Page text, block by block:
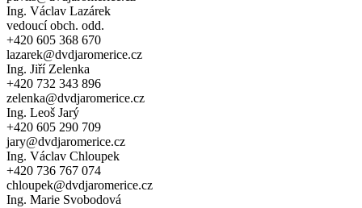
Ing. Václav Lazárek
vedoucí obch. odd.
+420 605 368 670
lazarek@dvdjaromerice.cz
Ing. Jiří Zelenka
+420 732 343 896
zelenka@dvdjaromerice.cz
Ing. Leoš Jarý
+420 605 290 709
jary@dvdjaromerice.cz
Ing. Václav Chloupek
+420 736 767 074
chloupek@dvdjaromerice.cz
Ing. Marie Svobodová